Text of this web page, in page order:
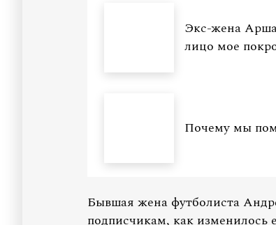
Экс-жена
лицо мое
Почему мы
Бывшая жена футболиста
подписчикам, как